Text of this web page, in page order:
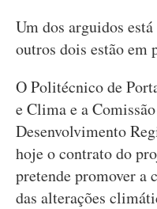
Um dos arguidos
outros dois estão
O Politécnico de
e Clima e a
Desenvolvimento
hoje o contrato do
pretende promover a
das alterações